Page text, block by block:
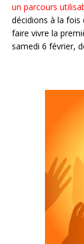
un parcours
décidions à la
faire vivre la
samedi 6 février,